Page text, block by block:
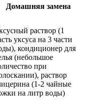
Домашняя замена
раствор (1
уксуса на 3 части
кондиционер для
(небольшое
при
раствор
(1-2 чайные
на литр воды)